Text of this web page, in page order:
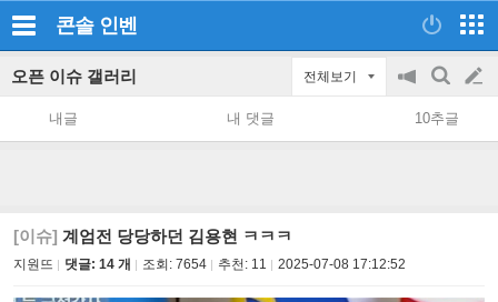
콘솔 인벤
오픈 이슈 갤러리 전체보기
공
지
on/off
검
색
글
쓰
내글 내 댓글 10추글
[이슈] 계엄전 당당하던 김용현 ㅋㅋㅋ
지원뜨 댓글: 14 개 조회: 7654 추천: 11 2025-07-08 17:12:52